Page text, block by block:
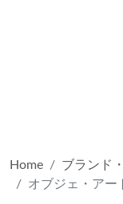
Home
ブランド
オブジェ・アー